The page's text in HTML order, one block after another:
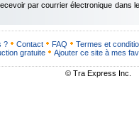
par courrier électronique dans
? Contact FAQ
Termes et
gratuite
Ajouter ce site à mes
© Tra Express Inc.